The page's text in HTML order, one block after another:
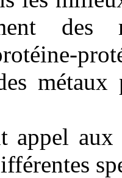
des
appel